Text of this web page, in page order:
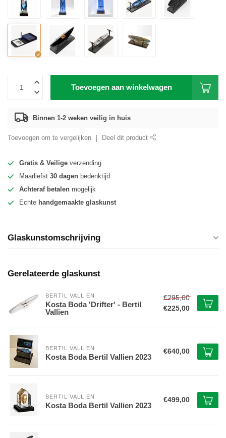
Toevoegen aan winkelwagen
Binnen 1-2 weken veilig in huis
Toevoegen om te vergelijken Deel dit product
Gratis & Veilige verzending
Maarliefst 30 dagen bedenktijd
Achteraf betalen mogelijk
Echte handgemaakte glaskunst
Glaskunstomschrijving
Gerelateerde glaskunst
BERTIL VALLIEN
Kosta Boda 'Drifter' - Bertil
Vallien
€295,00
€225,00
BERTIL VALLIEN
Kosta Boda Bertil Vallien 2023
€640,00
BERTIL VALLIEN
Kosta Boda Bertil Vallien 2023
€499,00